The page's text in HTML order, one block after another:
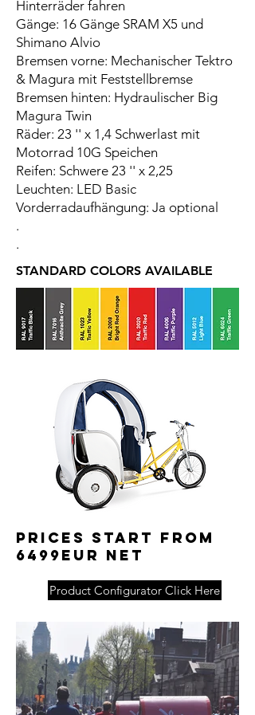
Hinterräder fahren
Gänge: 16 Gänge SRAM X5 und
Shimano Alvio
Bremsen vorne: Mechanischer Tektro
& Magura mit Feststellbremse
Bremsen hinten: Hydraulischer Big
Magura Twin
Räder: 23 '' x 1,4 Schwerlast mit
Motorrad 10G Speichen
Reifen: Schwere 23 '' x 2,25
Leuchten: LED Basic
Vorderradaufhängung: Ja optional
.
.
STANDARD COLORS AVAILABLE
Prices start from
6499EUR net
Product Configurator Click Here